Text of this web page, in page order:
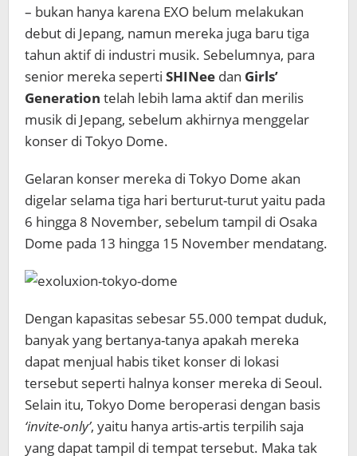
– bukan hanya karena EXO belum melakukan
debut di Jepang, namun mereka juga baru tiga
tahun aktif di industri musik. Sebelumnya, para
senior mereka seperti SHINee dan Girls’
Generation telah lebih lama aktif dan merilis
musik di Jepang, sebelum akhirnya menggelar
konser di Tokyo Dome.
Gelaran konser mereka di Tokyo Dome akan
digelar selama tiga hari berturut-turut yaitu pada
6 hingga 8 November, sebelum tampil di Osaka
Dome pada 13 hingga 15 November mendatang.
Dengan kapasitas sebesar 55.000 tempat duduk,
banyak yang bertanya-tanya apakah mereka
dapat menjual habis tiket konser di lokasi
tersebut seperti halnya konser mereka di Seoul.
Selain itu, Tokyo Dome beroperasi dengan basis
‘invite-only’, yaitu hanya artis-artis terpilih saja
yang dapat tampil di tempat tersebut. Maka tak